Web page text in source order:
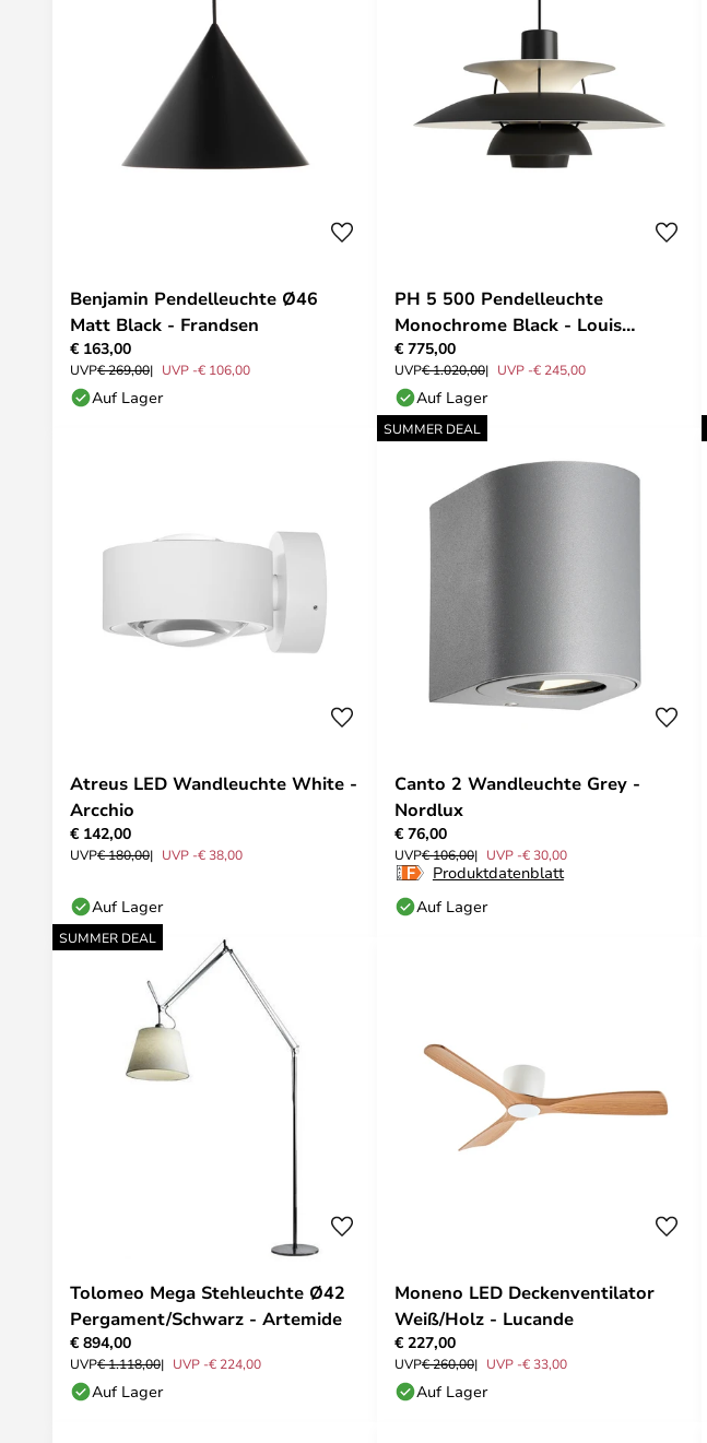
Benjamin Pendelleuchte Ø46
Matt Black - Frandsen
€ 163,00
UVP€ 269,00 UVP -€ 106,00
Auf Lager
PH 5 500 Pendelleuchte
Monochrome Black - Louis
Poulsen
€ 775,00
UVP€ 1.020,00 UVP -€ 245,00
Auf Lager
Atreus LED Wandleuchte White -
Arcchio
€ 142,00
UVP€ 180,00 UVP -€ 38,00
Auf Lager
SUMMER DEAL
Canto 2 Wandleuchte Grey -
Nordlux
€ 76,00
UVP€ 106,00 UVP -€ 30,00
Produktdatenblatt
Auf Lager
SUMMER DEAL
Tolomeo Mega Stehleuchte Ø42
Pergament/Schwarz - Artemide
€ 894,00
UVP€ 1.118,00 UVP -€ 224,00
Auf Lager
Moneno LED Deckenventilator
Weiß/Holz - Lucande
€ 227,00
UVP€ 260,00 UVP -€ 33,00
Auf Lager